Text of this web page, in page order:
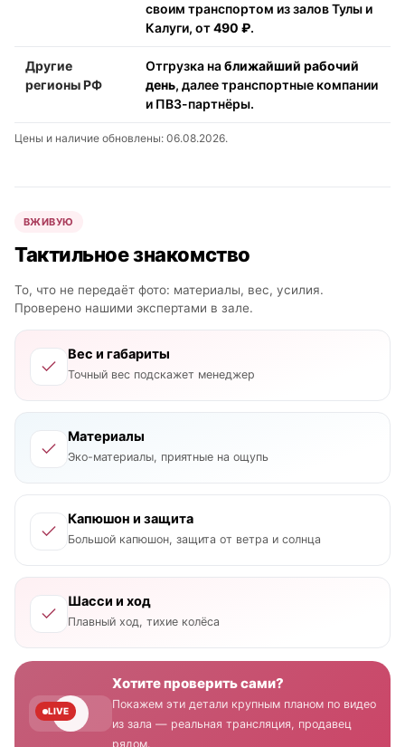
своим транспортом из залов Тулы и
Калуги, от490 ₽.
Другие
регионы РФ
Отгрузка наближайший рабочий
день, далее транспортные компании
и ПВЗ-партнёры.
Цены и наличие обновлены: 06.08.2026.
ВЖИВУЮ
Тактильное знакомство
То, что не передаёт фото: материалы, вес, усилия.
Проверено нашими экспертами в зале.
Вес и габариты
Точный вес подскажет менеджер
Материалы
Эко-материалы, приятные на ощупь
Капюшон и защита
Большой капюшон, защита от ветра и солнца
Шасси и ход
Плавный ход, тихие колёса
LIVE
Хотите проверить сами?
Покажем эти детали крупным планом по видео
из зала — реальная трансляция, продавец
рядом.